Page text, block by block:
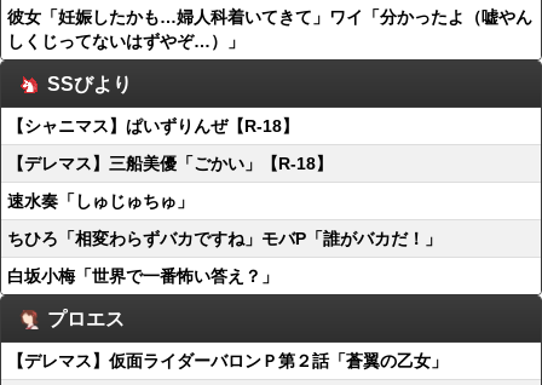
彼女「妊娠したかも…婦人科着いてきて」ワイ「分かったよ（嘘やん
しくじってないはずやぞ…）」
SSびより
【シャニマス】ぱいずりんぜ【R-18】
【デレマス】三船美優「ごかい」【R-18】
速水奏「しゅじゅちゅ」
ちひろ「相変わらずバカですね」モバP「誰がバカだ！」
白坂小梅「世界で一番怖い答え？」
プロエス
【デレマス】仮面ライダーバロンＰ第２話「蒼翼の乙女」